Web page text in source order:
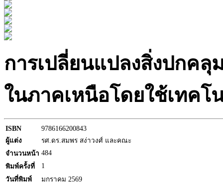
การเปลี่ยนแปลงสิ่งปกค
ในภาคเหนือโดยใช้เทคโ
ISBN
9786166200843
ผู้แต่ง
รศ.ดร.สมพร สง่าวงศ์ และคณะ
จำนวนหน้า 484
พิมพ์ครั้งที่
1
วันที่พิมพ์
มกราคม 2569